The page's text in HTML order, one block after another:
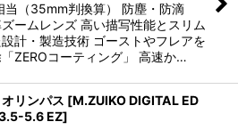
（35mm判換算） 防塵・防滴
ームレンズ 高い描写性能とスリム
計・製造技術 ゴーストやフレアを
ZEROコーティング」 高速か…
リンパス [M.ZUIKO DIGITAL ED
5.6 EZ]